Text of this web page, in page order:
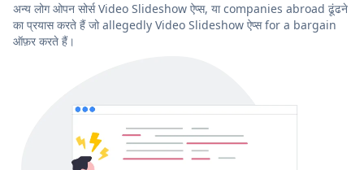
अन्य लोग ओपन सोर्स Video Slideshow ऐप्स, या companies abroad ढूंढने
का प्रयास करते हैं जो allegedly Video Slideshow ऐप्स for a bargain
ऑफ़र करते हैं।